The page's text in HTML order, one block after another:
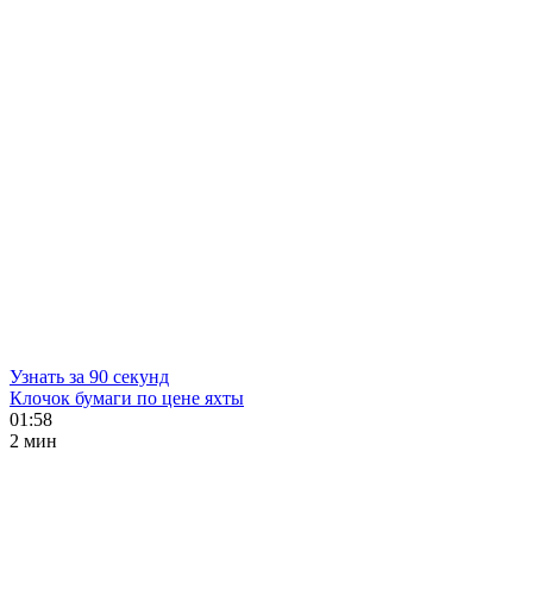
Узнать за 90 секунд
Клочок бумаги по цене яхты
01:58
2 мин